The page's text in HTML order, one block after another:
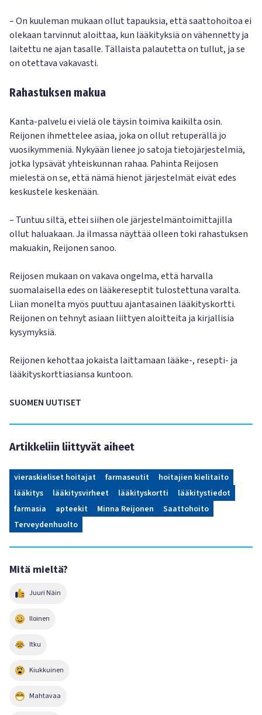
– On kuuleman mukaan ollut tapauksia, että saattohoitoa ei
olekaan tarvinnut aloittaa, kun lääkityksiä on vähennetty ja
laitettu ne ajan tasalle. Tällaista palautetta on tullut, ja se
on otettava vakavasti.
Rahastuksen makua
Kanta-palvelu ei vielä ole täysin toimiva kaikilta osin.
Reijonen ihmettelee asiaa, joka on ollut retuperällä jo
vuosikymmeniä. Nykyään lienee jo satoja tietojärjestelmiä,
jotka lypsävät yhteiskunnan rahaa. Pahinta Reijosen
mielestä on se, että nämä hienot järjestelmät eivät edes
keskustele keskenään.
– Tuntuu siltä, ettei siihen ole järjestelmäntoimittajilla
ollut haluakaan. Ja ilmassa näyttää olleen toki rahastuksen
makuakin, Reijonen sanoo.
Reijosen mukaan on vakava ongelma, että harvalla
suomalaisella edes on lääkereseptit tulostettuna varalta.
Liian monelta myös puuttuu ajantasainen lääkityskortti.
Reijonen on tehnyt asiaan liittyen aloitteita ja kirjallisia
kysymyksiä.
Reijonen kehottaa jokaista laittamaan lääke-, resepti- ja
lääkityskorttiasiansa kuntoon.
SUOMEN UUTISET
Artikkeliin liittyvät aiheet
vieraskieliset hoitajat farmaseutit
hoitajien kielitaito
lääkitys
lääkitysvirheet lääkityskortti
lääkitystiedot
farmasia
apteekit Minna Reijonen
Saattohoito
Terveydenhuolto
Mitä mieltä?
Juuri Näin
Iloinen
Itku
Kiukkuinen
Mahtavaa